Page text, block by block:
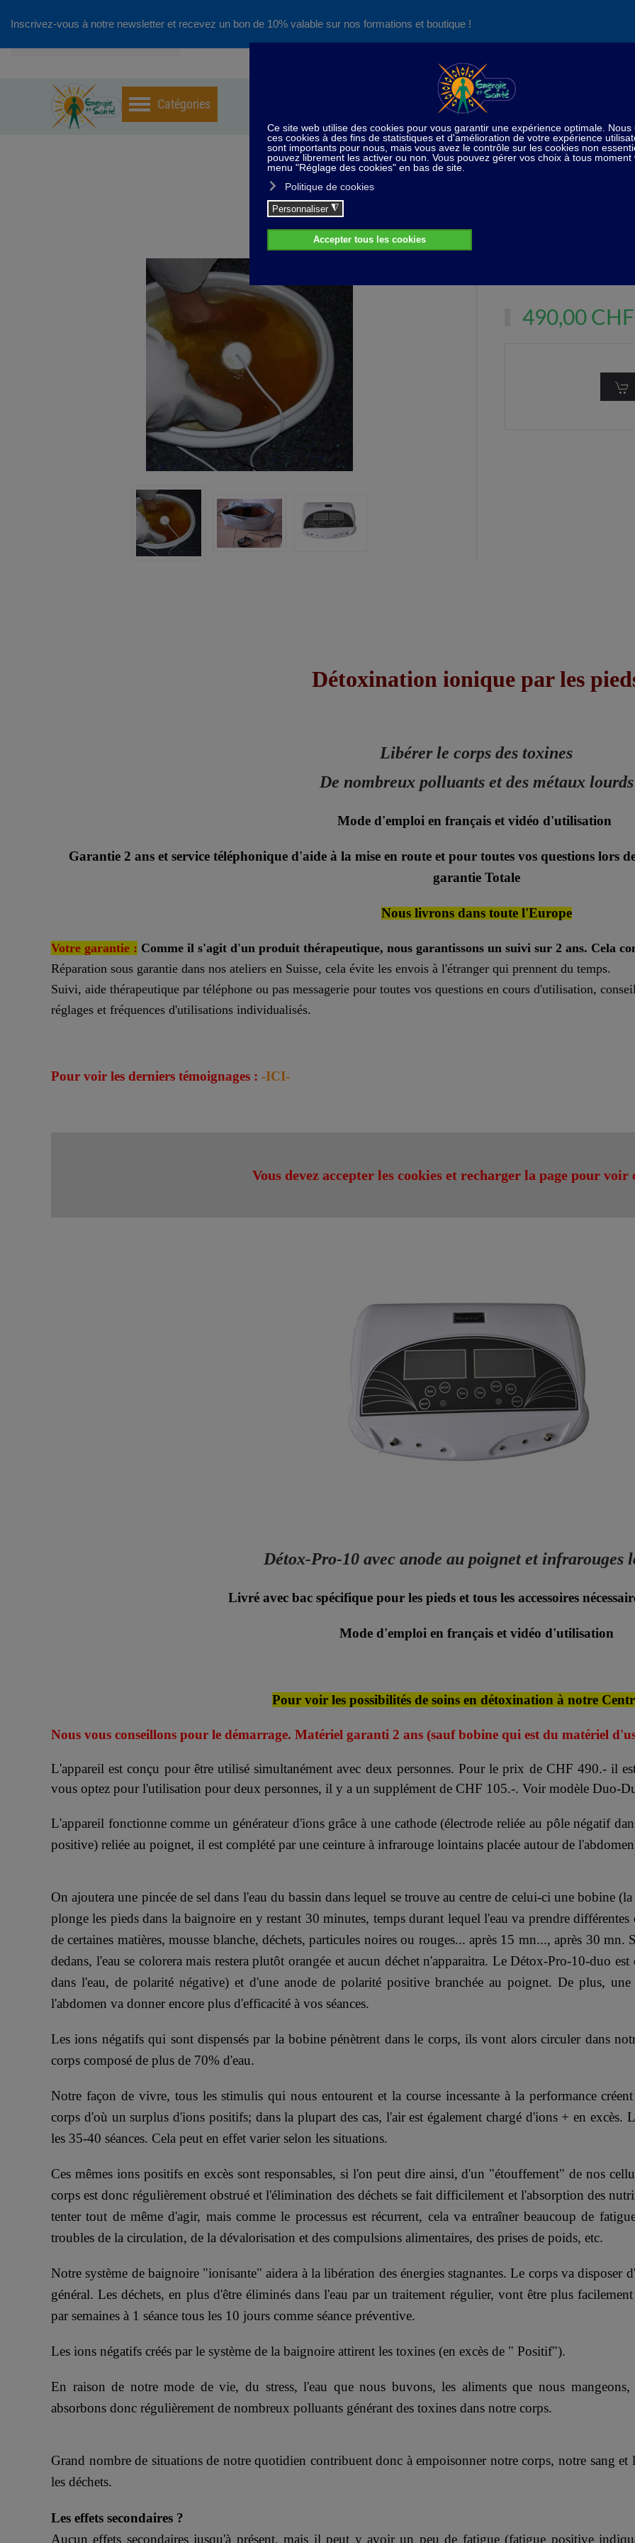
Inscrivez-vous à notre newsletter et recevez un bon de 10% valable sur nos formations et boutique !
Nos produits succès
Découvrez aussi notre site de
consultations et de formations
Home Matériel thérapeutique Détoxination ionique
Détoxination ionique avec
490,00 CHF
Détoxination ionique par les
Libérer le corps des toxines
De nombreux polluants et des métaux lourds
Mode d'emploi en français et vidéo d'utilisation
Garantie 2 ans et service téléphonique d'aide à la mise en route et pour toutes vos questions lors
garantie Totale
Nous livrons dans toute l'Europe
Votre garantie : Comme il s'agit d'un produit thérapeutique, nous garantissons un suivi sur 2 ans. Cela
Réparation sous garantie dans nos ateliers en Suisse, cela évite les envois à l'étranger qui prennent du temps.
Suivi, aide thérapeutique par téléphone ou pas messagerie pour toutes vos questions en cours d'utilisation,
réglages et fréquences d'utilisations individualisés.
Pour voir les derniers témoignages : -ICI-
Vous devez accepter les cookies et recharger la page pour voir
Détox-Pro-10 avec anode au poignet et infrarouges
Livré avec bac spécifique pour les pieds et tous les accessoires
Mode d'emploi en français et vidéo d'utilisation
Pour voir les possibilités de soins en détoxination à notre
Nous vous conseillons pour le démarrage. Matériel garanti 2 ans (sauf bobine qui est du matériel
L'appareil est conçu pour être utilisé simultanément avec deux personnes. Pour le prix de CHF 490.- il
vous optez pour l'utilisation pour deux personnes, il y a un supplément de CHF 105.-. Voir modèle Duo-
L'appareil fonctionne comme un générateur d'ions grâce à une cathode (électrode reliée au pôle négatif
positive) reliée au poignet, il est complété par une ceinture à infrarouge lointains placée autour de
On ajoutera une pincée de sel dans l'eau du bassin dans lequel se trouve au centre de celui-ci une bobine
plonge les pieds dans la baignoire en y restant 30 minutes, temps durant lequel l'eau va prendre
de certaines matières, mousse blanche, déchets, particules noires ou rouges... après 15 mn..., après 30
dedans, l'eau se colorera mais restera plutôt orangée et aucun déchet n'apparaitra. Le Détox-Pro-10-duo
dans l'eau, de polarité négative) et d'une anode de polarité positive branchée au poignet. De plus,
l'abdomen va donner encore plus d'efficacité à vos séances.
Les ions négatifs qui sont dispensés par la bobine pénètrent dans le corps, ils vont alors circuler dans
corps composé de plus de 70% d'eau.
Notre façon de vivre, tous les stimulis qui nous entourent et la course incessante à la performance
corps d'où un surplus d'ions positifs; dans la plupart des cas, l'air est également chargé d'ions + en excès.
les 35-40 séances. Cela peut en effet varier selon les situations.
Ces mêmes ions positifs en excès sont responsables, si l'on peut dire ainsi, d'un "étouffement" de nos
corps est donc régulièrement obstrué et l'élimination des déchets se fait difficilement et l'absorption des
tenter tout de même d'agir, mais comme le processus est récurrent, cela va entraîner beaucoup de
troubles de la circulation, de la dévalorisation et des compulsions alimentaires, des prises de poids, etc.
Notre système de baignoire "ionisante" aidera à la libération des énergies stagnantes. Le corps va
général. Les déchets, en plus d'être éliminés dans l'eau par un traitement régulier, vont être plus
par semaines à 1 séance tous les 10 jours comme séance préventive.
Les ions négatifs créés par le système de la baignoire attirent les toxines (en excès de " Positif").
En raison de notre mode de vie, du stress, l'eau que nous buvons, les aliments que nous
absorbons donc régulièrement de nombreux polluants générant des toxines dans notre corps.
Grand nombre de situations de notre quotidien contribuent donc à empoisonner notre corps, notre sang
les déchets.
Les effets secondaires ?
Aucun effets secondaires jusqu'à présent, mais il peut y avoir un peu de fatigue (fatigue positive